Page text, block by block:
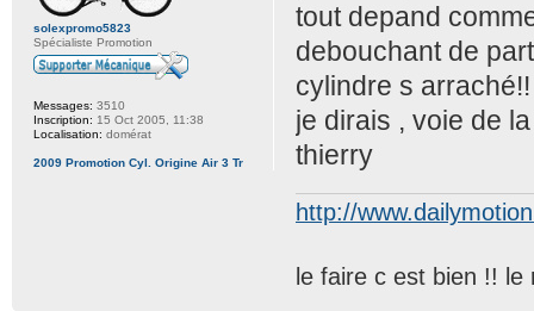
tout depand
debouchant de
cylindre s
je dirais , voie de
thierry
http://
le faire c est bien !!
solexpromo5823
Spécialiste Promotion
Messages: 3510
Inscription: 15 Oct 2005, 11:38
Localisation: domérat
2009 Promotion Cyl. Origine Air 3 Tr